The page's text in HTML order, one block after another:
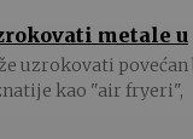
metale u
uzrokovati
kao "air fryeri",